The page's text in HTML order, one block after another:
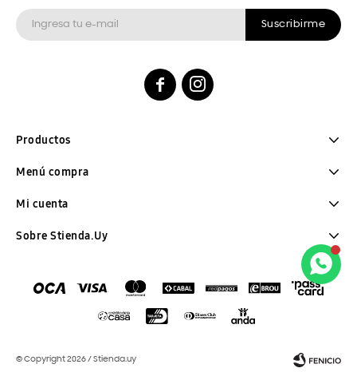
Sobre Stienda.Uy
Menú compra
Mi cuenta
Productos
Suscribirme
 
© Copyright 2026 / Stienda.uy